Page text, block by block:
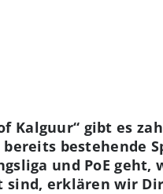
Kalguur“ gibt es
bestehende
und PoE
sind, erklären wir